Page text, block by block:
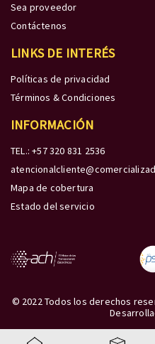
Sea proveedor
Contáctenos
LINKS DE INTERÉS
Políticas de privacidad
Términos & Condiciones
INFORMACIÓN
TEL.: +57 320 831 2536
Mapa de cobertura
Estado del servicio
© 2022 Todos los derechos